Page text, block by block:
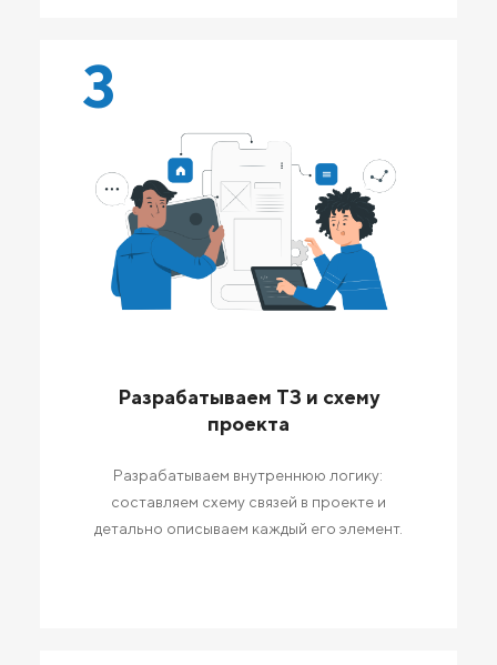
3
Разрабатываем ТЗ и схему
проекта
Разрабатываем внутреннюю логику:
составляем схему связей в проекте и
детально описываем каждый его элемент.